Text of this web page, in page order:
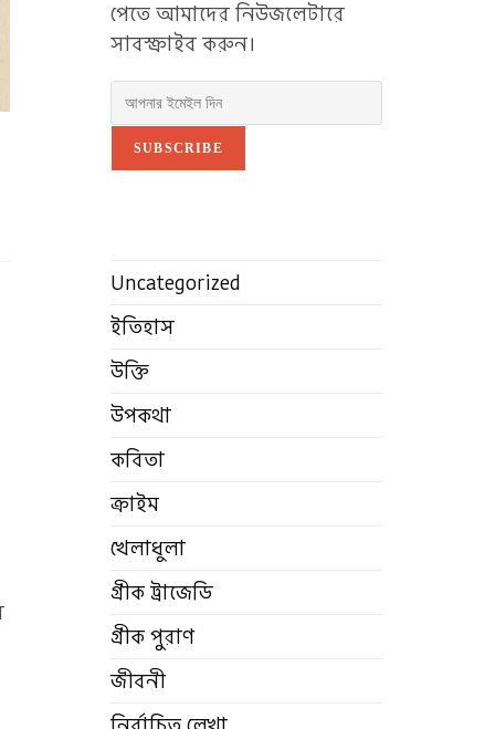
পেতে আমাদের নিউজলেটারে
সাবস্ক্রাইব করুন।
SUBSCRIBE
Uncategorized
ইতিহাস
উক্তি
উপকথা
কবিতা
ক্রাইম
খেলাধুলা
গ্রীক ট্রাজেডি
গ্রীক পুরাণ
জীবনী